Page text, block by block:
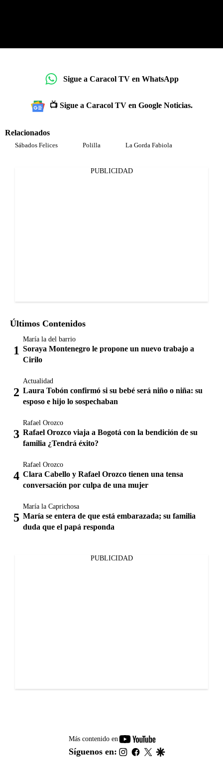
Sigue a Caracol TV en WhatsApp
📺 Sigue a Caracol TV en Google Noticias.
Relacionados
Sábados Felices Polilla La Gorda Fabiola
PUBLICIDAD
Últimos Contenidos
María la del barrio
Soraya Montenegro le propone un nuevo trabajo a
Cirilo
Actualidad
Laura Tobón confirmó si su bebé será niño o niña: su
esposo e hijo lo sospechaban
Rafael Orozco
Rafael Orozco viaja a Bogotá con la bendición de su
familia ¿Tendrá éxito?
Rafael Orozco
Clara Cabello y Rafael Orozco tienen una tensa
conversación por culpa de una mujer
María la Caprichosa
María se entera de que está embarazada; su familia
duda que el papá responda
PUBLICIDAD
Más contenido en
youtube-
footer
Síguenos en: instagram
facebook
twitter